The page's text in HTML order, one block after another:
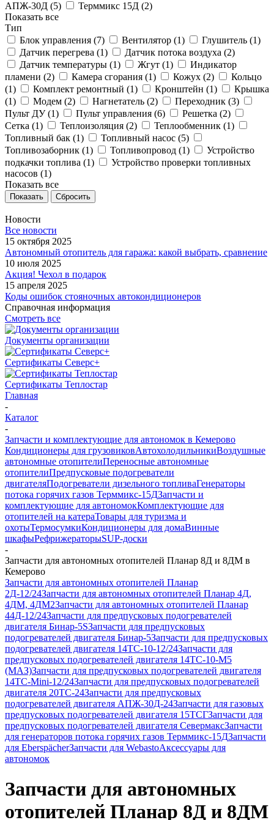
АПЖ-30Д (5) Терммикс 15Д (2)
Показать все
Тип
Блок управления (7) Вентилятор (1) Глушитель (1)
Датчик перегрева (1) Датчик потока воздуха (2)
Датчик температуры (1) Жгут (1)
Индикатор
пламени (2) Камера сгорания (1) Кожух (2)
Кольцо
(1) Комплект ремонтный (1) Кронштейн (1)
Крышка
(1) Модем (2) Нагнетатель (2) Переходник (3)
Пульт ДУ (1) Пульт управления (6) Решетка (2)
Сетка (1) Теплоизоляция (2) Теплообменник (1)
Топливный бак (1) Топливный насос (5)
Топливозаборник (1) Топливопровод (1)
Устройство
подкачки топлива (1)
Устройство проверки топливных
насосов (1)
Показать все
Сбросить
Новости
Все новости
15 октября 2025
Автономный отопитель для гаража: какой выбрать, сравнение
10 июля 2025
Акция! Чехол в подарок
15 апреля 2025
Коды ошибок стояночных автокондиционеров
Справочная информация
Смотреть все
Документы организации
Сертификаты Северс+
Сертификаты Теплостар
Главная
-
Каталог
-
Запчасти и комплектующие для автономок в Кемерово
Кондиционеры для грузовиковАвтохолодильникиВоздушные
автономные отопителиПереносные автономные
отопителиПредпусковые подогреватели
двигателяПодогреватели дизельного топливаГенераторы
потока горячих газов Терммикс-15ДЗапчасти и
комплектующие для автономокКомплектующие для
отопителей на катераТовары для туризма и
охотыТермосумкиКондиционеры для домаВинные
шкафыРефрижераторыSUP-доски
-
Запчасти для автономных отопителей Планар 8Д и 8ДМ в
Кемерово
Запчасти для автономных отопителей Планар
2Д-12/24Запчасти для автономных отопителей Планар 4Д,
4ДМ, 4ДМ2Запчасти для автономных отопителей Планар
44Д-12/24Запчасти для предпусковых подогревателей
двигателя Бинар-5SЗапчасти для предпусковых
подогревателей двигателя Бинар-5Запчасти для предпусковых
подогревателей двигателя 14ТС-10-12/24Запчасти для
предпусковых подогревателей двигателя 14ТС-10-М5
(МАЗ)Запчасти для предпусковых подогревателей двигателя
14ТС-Mini-12/24Запчасти для предпусковых подогревателей
двигателя 20ТС-24Запчасти для предпусковых
подогревателей двигателя АПЖ-30Д-24Запчасти для газовых
предпусковых подогревателей двигателя 15ТСГЗапчасти для
предпусковых подогревателей двигателя СевермаксЗапчасти
для генераторов потока горячих газов Терммикс-15ДЗапчасти
для EberspächerЗапчасти для WebastoАксессуары для
автономок
Запчасти для автономных
отопителей Планар 8Д и 8ДМ